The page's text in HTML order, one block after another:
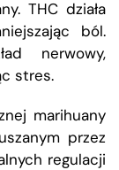
THC działa
ból.
nerwowy,
stres.
marihuany
przez
regulacji